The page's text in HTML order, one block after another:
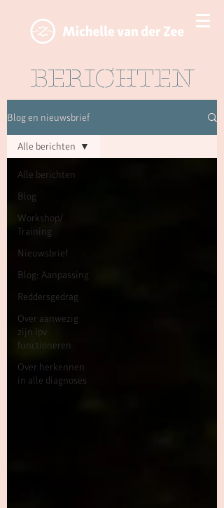
BERICHTEN
Blog en nieuwsbrief
Alle berichten
Blog
Workshop/
Training
Nieuwsbrief
Blog: Aanpassing
Reddersgedrag
Over aanwezig
zijn ipv
functioneren
Over herkennen
in alle diagnoses
Alle berichten